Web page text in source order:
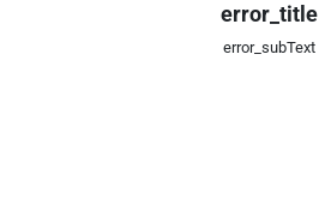
error_title
error_subText